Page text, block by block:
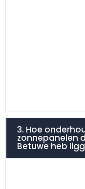
3. Hoe
zonnepanelen
Betuwe heb